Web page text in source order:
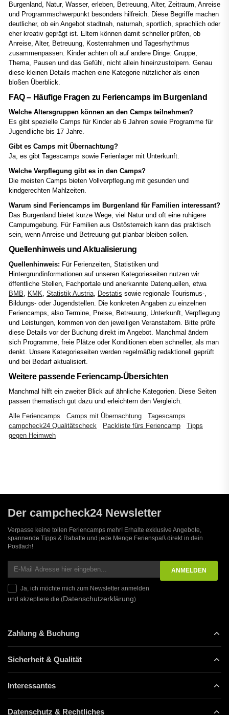
Burgenland, Natur, Wasser, erleben, Betreuung, Alter, Zeitraum, Anreise
und Programmschwerpunkt besonders hilfreich. Diese Begriffe machen
deutlicher, ob ein Angebot stadtnah, naturnah, sportlich, sprachlich oder
eher kreativ geprägt ist. Eltern können damit schneller prüfen, ob
Anreise, Alter, Betreuung, Kostenrahmen und Tagesrhythmus
zusammenpassen. Kinder achten oft auf andere Dinge: Gruppe,
Thema, Pausen und das Gefühl, nicht allein hineinzustolpern. Genau
diese kleinen Details machen eine Kategorie nützlicher als einen
bloßen Überblick.
FAQ – Häufige Fragen zu Feriencamps im Burgenland
Welche Altersgruppen können an den Camps teilnehmen?
Es gibt spezielle Camps für Kinder ab 6 Jahren sowie Programme für
Jugendliche bis 17 Jahre.
Gibt es Camps mit Übernachtung?
Ja, es gibt Tagescamps sowie Ferienlager mit Unterkunft.
Welche Verpflegung gibt es in den Camps?
Die meisten Camps bieten Vollverpflegung mit gesunden und
kindgerechten Mahlzeiten.
Warum sind Feriencamps im Burgenland für Familien interessant?
Das Burgenland bietet kurze Wege, viel Natur und oft eine ruhigere
Campumgebung. Für Familien aus Ostösterreich kann das praktisch
sein, wenn Anreise und Betreuung gut planbar bleiben sollen.
Quellenhinweis und Aktualisierung
Quellenhinweis: Für Ferienzeiten, Statistiken und
Hintergrundinformationen auf unseren Kategorieseiten nutzen wir
öffentliche Stellen, Fachportale und anerkannte Datenquellen, etwa
BMB, KMK, Statistik Austria, Destatis sowie regionale Tourismus-,
Bildungs- oder Jugendstellen. Die konkreten Angaben zu einzelnen
Feriencamps, also Termine, Preise, Betreuung, Unterkunft, Verpflegung
und Leistungen, kommen von den jeweiligen Veranstaltern. Bitte prüfe
diese Details vor der Buchung direkt im Angebot. Manchmal ändern
sich Programme, freie Plätze oder Konditionen eben schneller, als man
denkt. Unsere Kategorieseiten werden regelmäßig redaktionell geprüft
und bei Bedarf aktualisiert.
Weitere passende Feriencamp-Übersichten
Manchmal hilft ein zweiter Blick auf ähnliche Kategorien. Diese Seiten
passen thematisch gut dazu und erleichtern den Vergleich.
Alle Feriencamps
Camps mit Übernachtung
Tagescamps
campcheck24 Qualitätscheck
Packliste fürs Feriencamp
Tipps
gegen Heimweh
Der campcheck24 Newsletter
Verpasse keine tollen Feriencamps mehr! Erhalte exklusive Angebote,
spannende Tipps & Rabatte und jede Menge Ferienspaß direkt in dein
Postfach!
Ja, ich möchte mich zum Newsletter anmelden
und akzeptiere die (Datenschutzerklärung)
Zahlung & Buchung
Sicherheit & Qualität
Interessantes
Datenschutz & Rechtliches